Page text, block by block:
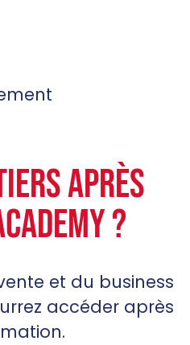
APRÈS
?
et du business
accéder après